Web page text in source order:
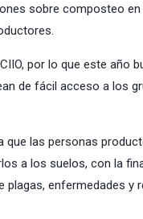
sobre composteo en
por lo que este año
de fácil acceso a los
las personas
a los suelos, con la
enfermedades y